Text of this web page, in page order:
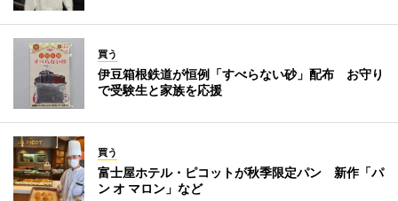
買う
伊豆箱根鉄道が恒例「すべらない砂」配布 お守り
で受験生と家族を応援
買う
富士屋ホテル・ピコットが秋季限定パン 新作「パ
ン オ マロン」など